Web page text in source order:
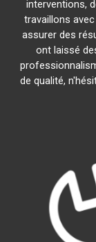
interventions,
travaillons
assurer des
ont laissé
de qualité,